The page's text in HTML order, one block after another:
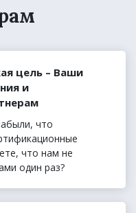
цель – Ваши
и
что
что нам не
один раз?